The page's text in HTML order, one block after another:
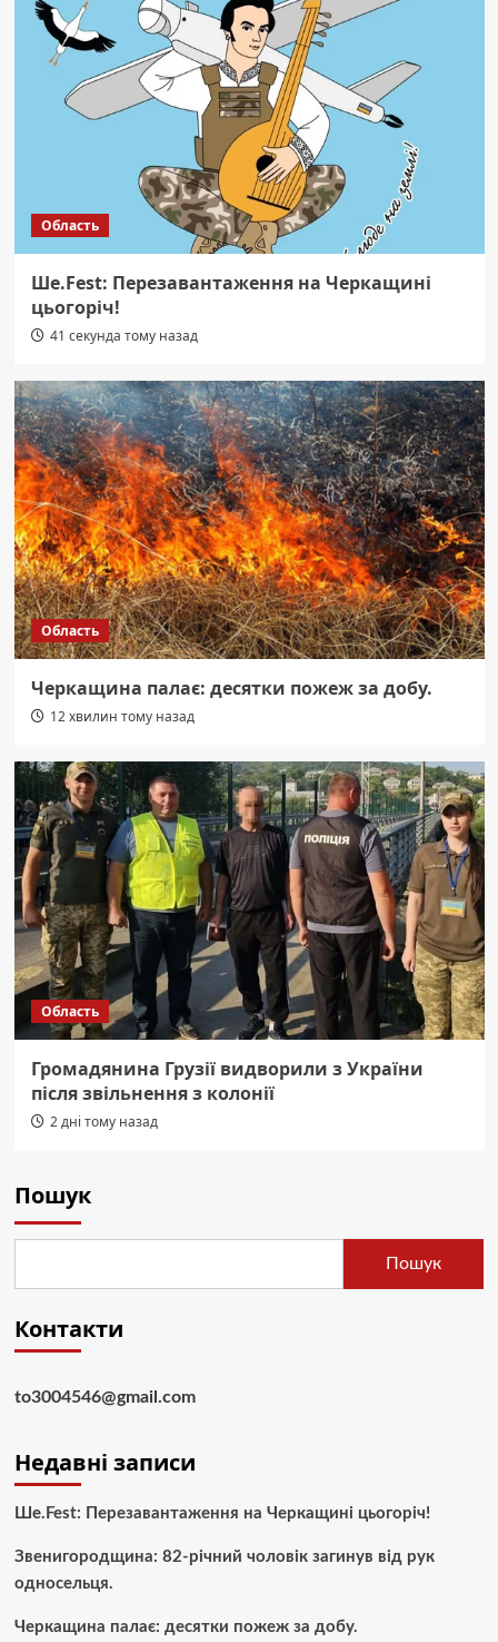
Область
Ше.Fest: Перезавантаження на Черкащині
цьогоріч!
41 секунда тому назад
Область
Черкащина палає: десятки пожеж за добу.
12 хвилин тому назад
Область
Громадянина Грузії видворили з України
після звільнення з колонії
2 дні тому назад
Пошук
Пошук
Контакти
to3004546@gmail.com
Недавні записи
Ше.Fest: Перезавантаження на Черкащині цьогоріч!
Звенигородщина: 82-річний чоловік загинув від рук
односельця.
Черкащина палає: десятки пожеж за добу.